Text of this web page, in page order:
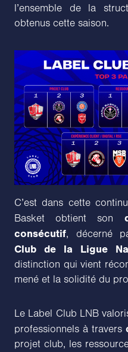
l’ensemble de la
obtenus cette saison.
C’est dans cette
Basket obtient son
consécutif, décerné
Club de la Ligue
distinction qui vient
mené et la solidité du
Le Label Club LNB
professionnels à travers
projet club, les